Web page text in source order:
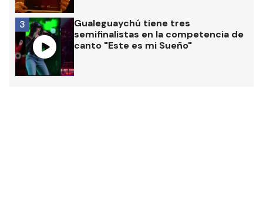
Gualeguaychú tiene tres
semifinalistas en la competencia de
canto "Este es mi Sueño"
3